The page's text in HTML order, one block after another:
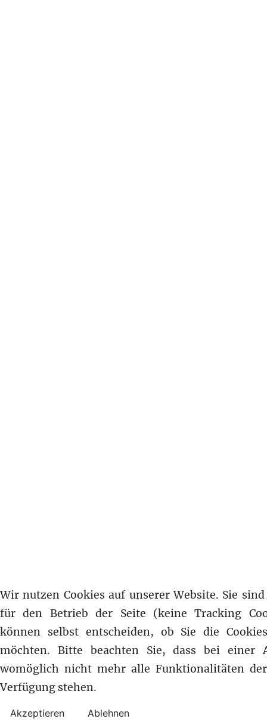
Wir nutzen Cookies auf unserer Website. Sie
für den Betrieb der Seite (keine Tracking
können selbst entscheiden, ob Sie die
möchten. Bitte beachten Sie, dass bei einer
womöglich nicht mehr alle Funktionalitäten
Verfügung stehen.
Akzeptieren Ablehnen